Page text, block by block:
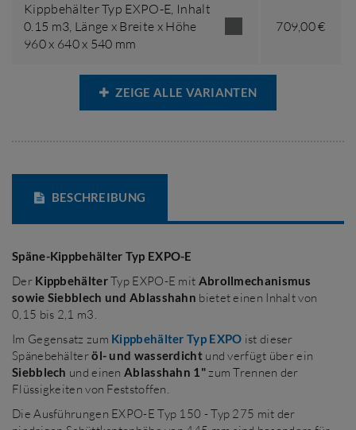
Kippbehälter Typ EXPO-E, Inhalt
0.15 m3, Länge x Breite x Höhe
960 x 640 x 540 mm
709,00 €
ZEIGE ALLE VARIANTEN
BESCHREIBUNG
Späne-Kippbehälter Typ EXPO-E
Der KippbehälterTyp EXPO-E mit Abrollmechanismus
sowie Siebblech und Ablasshahn bietet einen Inhalt von
0,15 bis 2,1 m3.
Im Gegensatz zum Kippbehälter Typ EXPO ist dieser
Spänebehälteröl- und wasserdichtund verfügt über ein
Siebblech und einen Ablasshahn 1"zum Trennen der
Flüssigkeiten von Feststoffen.
Die Ausführungen EXPO-E Typ 150 - Typ 275 mit der